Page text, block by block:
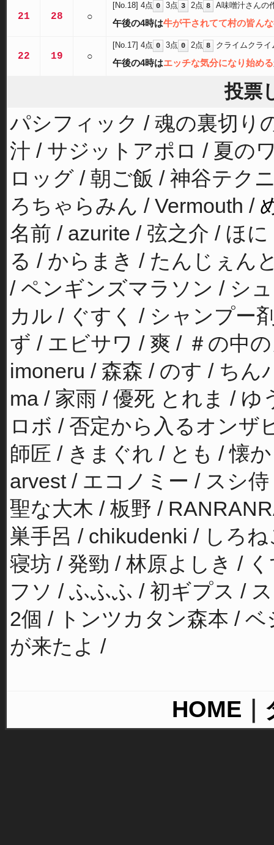
21 28 ○
[No.18] 4点 0 3点 3 2点 8 A味噌汁さんの
午後の4時は牛が干されてて村の皆ん
22 19 ○
[No.17] 4点 0 3点 0 2点 8 クライムクラ
午後の4時はエッチな気分になり始める
投票
パシフィック / 魂の裏切り
汁 / サジットアポロ / 夏の
ロッグ / 朝ご飯 / 神谷テク
ろちゃらみん / Vermouth /
名前 / azurite / 弦之介 / ほ
る / からまき / たんじぇん
/ ペンギンズマラソン / シ
カル / ぐすく / シャンプー
ず / エビサワ / 爽 / ＃の中
imoneru / 森森 / のす / ちん
ma / 家雨 / 優死 とれま /
ロボ / 否定から入るオンザ
師匠 / きまぐれ / とも / 懐
arvest / エコノミー / スシ
聖な大木 / 板野 /
巣手呂 / chikudenki / しろ
寝坊 / 発勁 / 林原よしき /
フソ / ふふふ / 初ギプス /
2個 / トンツカタン森本 /
が来たよ /
HOME